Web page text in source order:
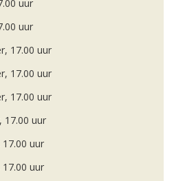
uur
uur
17.00 uur
17.00 uur
17.00 uur
17.00 uur
uur
uur